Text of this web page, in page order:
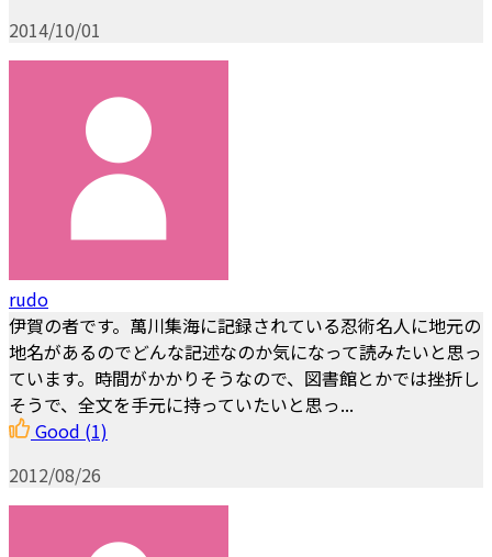
2014/10/01
rudo
伊賀の者です。萬川集海に記録されている忍術名人に地元の
地名があるのでどんな記述なのか気になって読みたいと思っ
ています。時間がかかりそうなので、図書館とかでは挫折し
そうで、全文を手元に持っていたいと思っ...
Good (1)
2012/08/26